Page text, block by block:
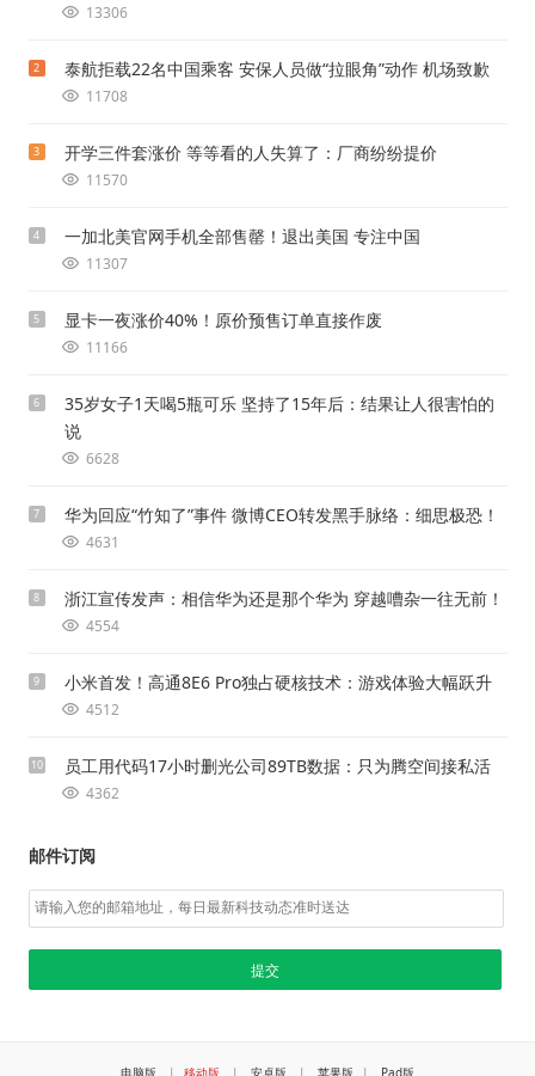
13306
2 泰航拒载22名中国乘客 安保人员做“拉眼角”动作 机场致歉
11708
3 开学三件套涨价 等等看的人失算了：厂商纷纷提价
11570
4 一加北美官网手机全部售罄！退出美国 专注中国
11307
5 显卡一夜涨价40%！原价预售订单直接作废
11166
6
35岁女子1天喝5瓶可乐 坚持了15年后：结果让人很害怕的
说
6628
7 华为回应“竹知了”事件 微博CEO转发黑手脉络：细思极恐！
4631
8 浙江宣传发声：相信华为还是那个华为 穿越嘈杂一往无前！
4554
9 小米首发！高通8E6 Pro独占硬核技术：游戏体验大幅跃升
4512
10 员工用代码17小时删光公司89TB数据：只为腾空间接私活
4362
邮件订阅
电脑版 | 移动版 | 安卓版 | 苹果版 | Pad版